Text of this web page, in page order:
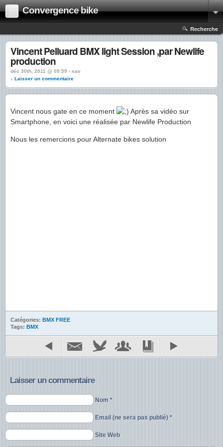
Convergence bike
Recherche
Vincent Pelluard BMX light Session ,par Newlife
production
déc 30th, 2011 @ 09:59 › xav
↓ Laisser un commentaire
Vincent nous gate en ce moment
Après sa vidéo sur
Smartphone, en voici une réalisée par Newlife Production
Nous les remercions pour Alternate bikes solution
Catégories: BMX FREE
Tags: BMX
Laisser un commentaire
Nom *
Email (ne sera pas publié) *
Site Web